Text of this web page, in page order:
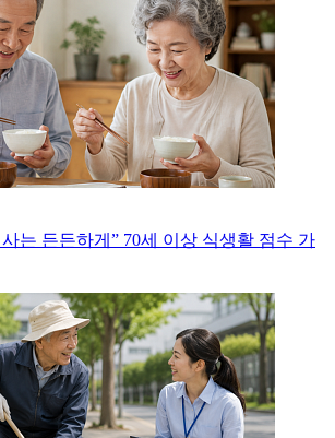
는 든든하게” 70세 이상 식생활 점수 가